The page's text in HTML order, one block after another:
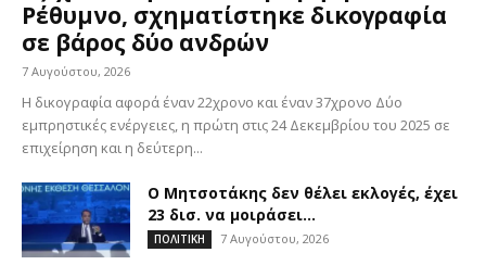
Ρέθυμνο, σχηματίστηκε δικογραφία
σε βάρος δύο ανδρών
7 Αυγούστου, 2026
Η δικογραφία αφορά έναν 22χρονο και έναν 37χρονο Δύο
εμπρηστικές ενέργειες, η πρώτη στις 24 Δεκεμβρίου του 2025 σε
επιχείρηση και η δεύτερη...
Ο Μητσοτάκης δεν θέλει εκλογές, έχει
23 δισ. να μοιράσει…
ΠΟΛΙΤΙΚΗ 7 Αυγούστου, 2026